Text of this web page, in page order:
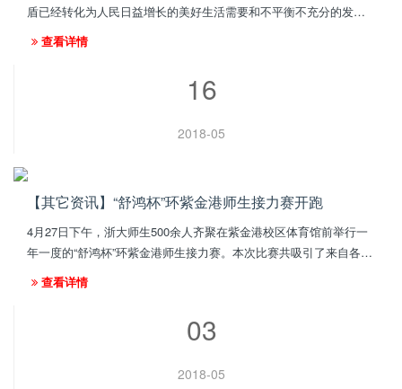
盾已经转化为人民日益增长的美好生活需要和不平衡不充分的发展
之间的矛盾。如何化解此项矛盾，引导青年博士生关心和研究中国
经济问题，为攻破新常态下经...
查看详情
16
2018-05
【其它资讯】“舒鸿杯”环紫金港师生接力赛开跑
4月27日下午，浙大师生500余人齐聚在紫金港校区体育馆前举行一
年一度的“舒鸿杯”环紫金港师生接力赛。本次比赛共吸引了来自各院
级工会组成的45支队伍参加，其中院系组30支，综合组15支。经过
激烈的角逐...
查看详情
03
2018-05